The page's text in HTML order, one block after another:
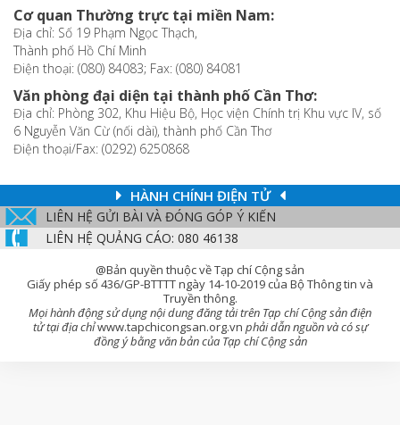
Cơ quan Thường trực tại miền Nam:
Địa chỉ: Số 19 Phạm Ngọc Thạch,
Thành phố Hồ Chí Minh
Điện thoại: (080) 84083; Fax: (080) 84081
Văn phòng đại diện tại thành phố Cần Thơ:
Địa chỉ: Phòng 302, Khu Hiệu Bộ, Học viện Chính trị Khu vực IV, số
6 Nguyễn Văn Cừ (nối dài), thành phố Cần Thơ
Điện thoại/Fax: (0292) 6250868
HÀNH CHÍNH ĐIỆN TỬ
LIÊN HỆ GỬI BÀI VÀ ĐÓNG GÓP Ý KIẾN
LIÊN HỆ QUẢNG CÁO: 080 46138
@Bản quyền thuộc về Tạp chí Cộng sản
Giấy phép số 436/GP-BTTTT ngày 14-10-2019 của Bộ Thông tin và
Truyền thông.
Mọi hành động sử dụng nội dung đăng tải trên Tạp chí Cộng sản điện
tử tại địa chỉwww.tapchicongsan.org.vn phải dẫn nguồn và có sự
đồng ý bằng văn bản của Tạp chí Cộng sản